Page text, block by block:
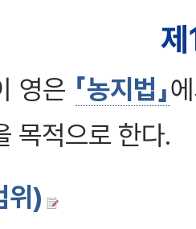
영은 「농지법」
목적으로 한다.
위)